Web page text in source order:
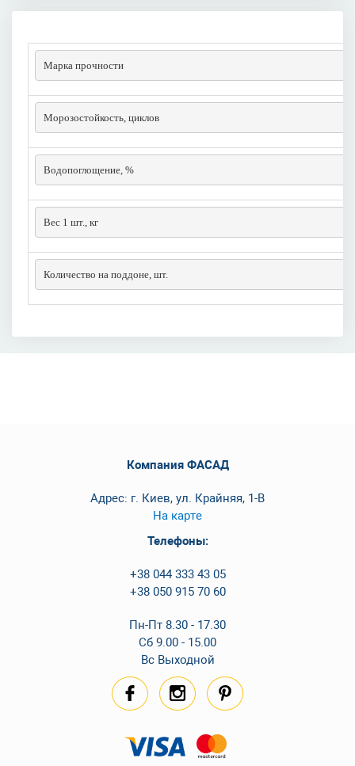
Марка прочности
Морозостойкость, циклов
Водопоглощение, %
Вес 1 шт., кг
Количество на поддоне, шт.
Компания ФАСАД
Адрес: г. Киев, ул. Крайняя, 1-В
На карте
Телефоны:
+38 044 333 43 05
+38 050 915 70 60
Пн-Пт 8.30 - 17.30
Сб 9.00 - 15.00
Вс Выходной